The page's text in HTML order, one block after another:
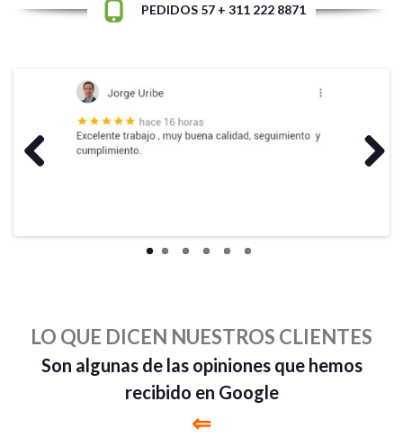
PEDIDOS 57 + 311 222 8871
LO QUE DICEN NUESTROS CLIENTES
Son algunas de las opiniones que hemos
recibido en Google
⇐